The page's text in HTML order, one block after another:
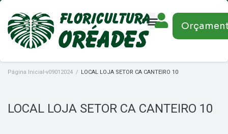
Página Inicial-v09012024 / LOCAL LOJA SETOR CA CANTEIRO 10
LOCAL LOJA SETOR CA CANTEIRO 10